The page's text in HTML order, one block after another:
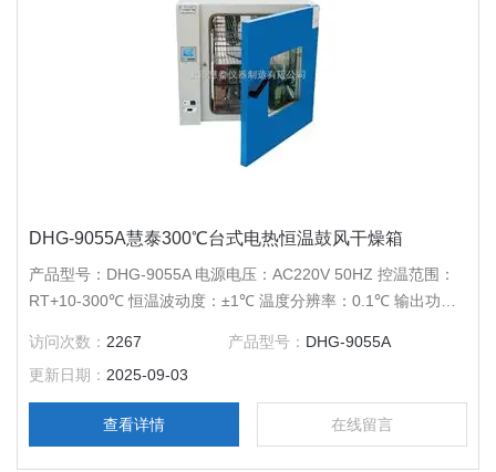
DHG-9055A慧泰300℃台式电热恒温鼓风干燥箱
产品型号：DHG-9055A 电源电压：AC220V 50HZ 控温范围：
RT+10-300℃ 恒温波动度：±1℃ 温度分辨率：0.1℃ 输出功
705*610*530 公称容积：50L 载物托架（标配）：2块 定时范
围：1-9999分钟
访问次数： 2267 产品型号： DHG-9055A
更新日期： 2025-09-03
查看详情 在线留言